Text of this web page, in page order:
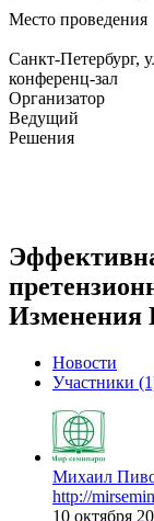
Место проведения
Санкт-Петербург,
конференц-зал
Организатор
Ведущий
Решения
Изменения
Новости
Участники
Михаил
http://
10 октября